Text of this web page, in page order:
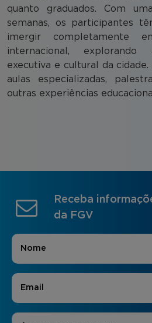
quanto graduados. Com
semanas, os participantes
imergir completamente
internacional,
executiva e cultural da
aulas especializadas,
outras experiências
Receba
da FGV
Nome
E-mail
Áreas de Interesse